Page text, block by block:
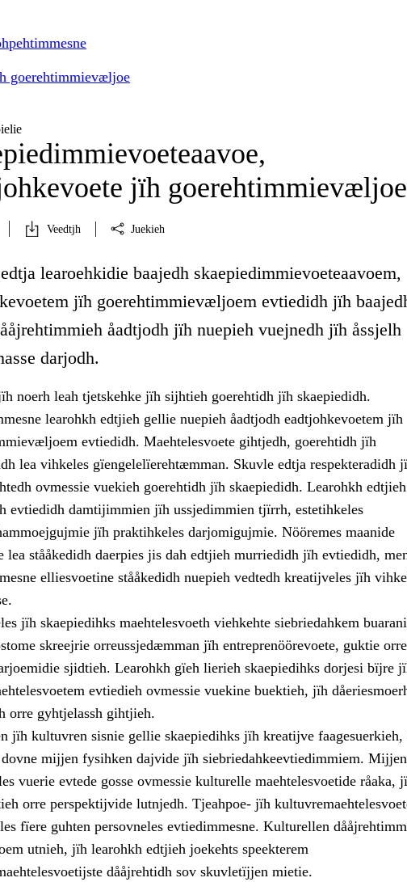
goerehtimmievæljoe
jïh goerehtimmievæljoe
Veedtjh Juekieh
learoehkidie baajedh skaepiedimmievoeteaavoem,
jïh goerehtimmievæljoem evtiedidh jïh
åadtjodh jïh nuepieh vuejnedh jïh åssjelh
darjodh.
noerh leah tjetskehke jïh sijhtieh goerehtidh jïh skaepiedidh.
learohkh edtjieh gellie nuepieh åadtjodh eadtjohkevoetem jïh
evtiedidh. Maehtelesvoete gihtjedh, goerehtidh jïh
lea vihkeles gïengelelïerehtæmman. Skuvle edtja respekteradidh
ovmessie vuekieh goerehtidh jïh skaepiedidh. Learohkh edtjieh
evtiedidh damtijimmien jïh ussjedimmien tjïrrh, estetihkeles
jïh praktihkeles darjomigujmie. Nööremes maanide
lea stååkedidh daerpies jis dah edtjieh murriedidh jïh evtiedidh,
elliesvoetine stååkedidh nuepieh vedtedh kreatijveles jïh
jïh skaepiedihks maehtelesvoeth viehkehte siebriedahkem
skreejrie orreussjedæmman jïh entreprenöörevoete, guktie orre
sjidtieh. Learohkh gïeh lierieh skaepiedihks dorjesi bïjre
evtiedieh ovmessie vuekine buektieh, jïh
orre gyhtjelassh gihtjieh.
jïh kultuvren sisnie gellie skaepiedihks jïh kreatijve faagesuerkieh,
dovne mijjen fysihken dajvide jïh siebriedahkeevtiedimmiem. Mijjen
vuerie evtede gosse ovmessie kulturelle maehtelesvoetide råaka,
orre perspektijvide lutnjedh. Tjeahpoe- jïh
fïere guhten persovneles evtiedimmesne. Kulturellen
utnieh, jïh learohkh edtjieh joekehts speekterem
dååjrehtidh sov skuvletïjjen mietie.